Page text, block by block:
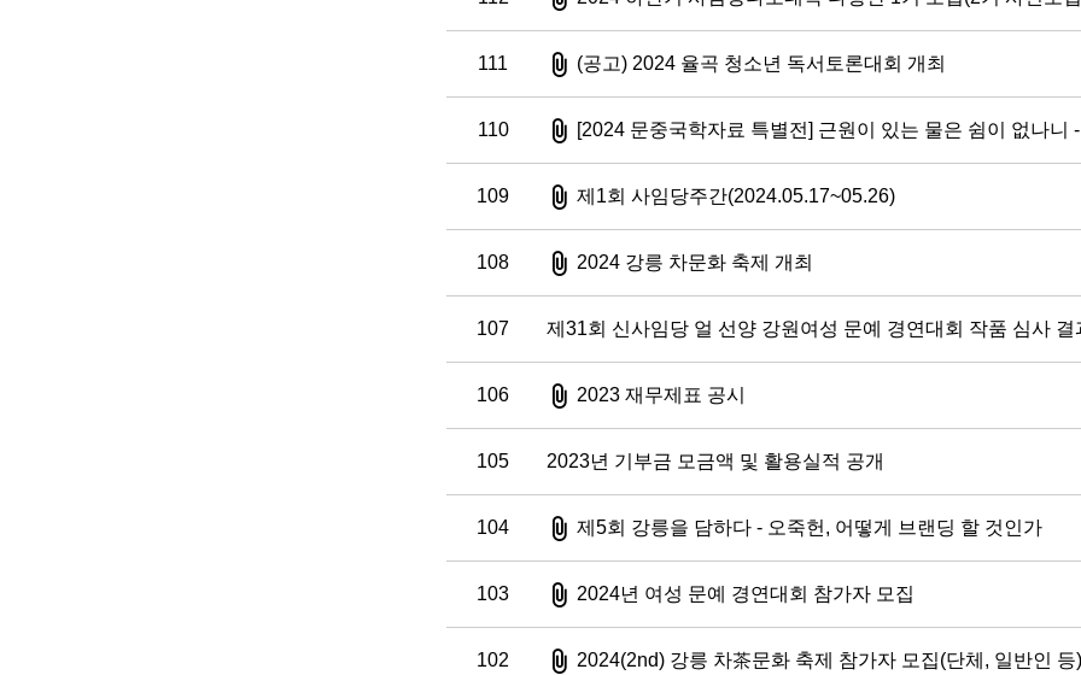
111 첨부파일
(공고) 2024 율곡 청소년 독서토론대회 개최
110 첨부파일
[2024 문중국학자료 특별전] 근원이 있는 물은 쉼이 없나니
109 첨부파일
제1회 사임당주간(2024.05.17~05.26)
108 첨부파일
2024 강릉 차문화 축제 개최
107 제31회 신사임당 얼 선양 강원여성 문예 경연대회 작품 심사 결
106 첨부파일
2023 재무제표 공시
105 2023년 기부금 모금액 및 활용실적 공개
104 첨부파일
제5회 강릉을 담하다 - 오죽헌, 어떻게 브랜딩 할 것인가
103 첨부파일
2024년 여성 문예 경연대회 참가자 모집
102 첨부파일
2024(2nd) 강릉 차茶문화 축제 참가자 모집(단체, 일반인 등)